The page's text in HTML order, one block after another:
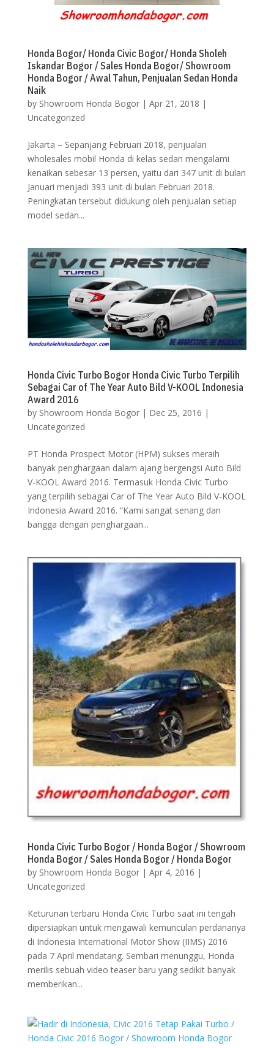
Honda Bogor/ Honda Civic Bogor/ Honda Sholeh
Iskandar Bogor / Sales Honda Bogor/ Showroom
Honda Bogor / Awal Tahun, Penjualan Sedan Honda
Naik
by Showroom Honda Bogor| Apr 21, 2018 |
Uncategorized
Jakarta – Sepanjang Februari 2018, penjualan
wholesales mobil Honda di kelas sedan mengalami
kenaikan sebesar 13 persen, yaitu dari 347 unit di bulan
Januari menjadi 393 unit di bulan Februari 2018.
Peningkatan tersebut didukung oleh penjualan setiap
model sedan...
Honda Civic Turbo Bogor Honda Civic Turbo Terpilih
Sebagai Car of The Year Auto Bild V-KOOL Indonesia
Award 2016
by Showroom Honda Bogor| Dec 25, 2016 |
Uncategorized
PT Honda Prospect Motor (HPM) sukses meraih
banyak penghargaan dalam ajang bergengsi Auto Bild
V-KOOL Award 2016. Termasuk Honda Civic Turbo
yang terpilih sebagai Car of The Year Auto Bild V-KOOL
Indonesia Award 2016. “Kami sangat senang dan
bangga dengan penghargaan...
Honda Civic Turbo Bogor / Honda Bogor / Showroom
Honda Bogor / Sales Honda Bogor / Honda Bogor
by Showroom Honda Bogor| Apr 4, 2016 |
Uncategorized
Keturunan terbaru Honda Civic Turbo saat ini tengah
dipersiapkan untuk mengawali kemunculan perdananya
di Indonesia International Motor Show (IIMS) 2016
pada 7 April mendatang. Sembari menunggu, Honda
merilis sebuah video teaser baru yang sedikit banyak
memberikan...